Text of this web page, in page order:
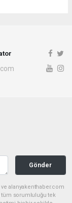
Gönder
alanyakenthaber.com
tüm sorumluluğu tek